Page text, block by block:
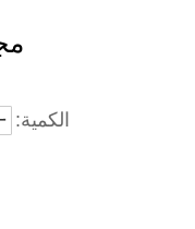
الكمية: